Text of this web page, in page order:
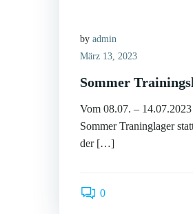
by admin
März 13, 2023
Sommer
Vom 08.07. –
Sommer Traninglager
der […]
0